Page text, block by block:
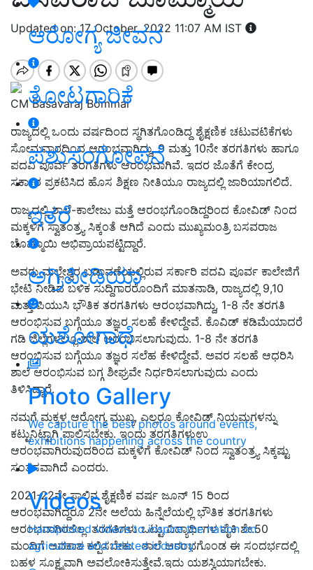
ಆರೋಗ್ಯ ಜೀವನ
ತೋಟಗಾರಿಕೆ
ಪಶುಸಂಗೋಪನೆ
ಇತರೆ
ಅಗ್ರಿಪೀಡಿಯಾ
ಯಶೋಗಾಥೆ
Photo Gallery
We capture the best photos around events,
exhibitions happening across the country
Videos
Handpicked videos to inspire the nation on
agriculture and related industry
Updated on: 17 October, 2022 11:07 AM IST
CM Basavaraj Bommai
ರಾಜ್ಯದಲ್ಲಿ ಒಂದು ವರ್ಷದಿಂದ ಸ್ಥಗಿತಗೊಂಡಿದ್ದ ಶೈಕ್ಷಣಿಕ ಚಟುವಟಿಕೆಗಳು
ಸೋಮವಾರದಿಂದ ಆರಂಭವಾಗಿದ್ದು, 9 ಮತ್ತು 10ನೇ ತರಗತಿಗಳು ಹಾಗೂ
ಪದವಿ ಪೂರ್ವ ತರಗತಿಗಳು ಆರಂಭವಾಗಿವೆ. ಇದರ ಜೊತೆಗೆ ಕೇಂದ್ರ
ಸರ್ಕಾರ ಪ್ರಕಟಿಸಿದ ಹೊಸ ಶಿಕ್ಷಣ ನೀತಿಯೂ ರಾಜ್ಯದಲ್ಲಿ ಜಾರಿಯಾಗಲಿದೆ.
ರಾಜ್ಯದಲ್ಲಿ ಶಾಲೆ-ಕಾಲೇಜು ಮತ್ತೆ ಆರಂಭಗೊಂಡಿದ್ದರಿಂದ ಕೋವಿಡ್ ನಿಂದ
ಮಕ್ಕಳಿಗೆ ಸ್ವಾತಂತ್ರ್ಯ ಸಿಕ್ಕಂತೆ ಆಗಿದೆ ಎಂದು ಮುಖ್ಯಮಂತ್ರಿ ಬಸವರಾಜ
ಬೊಮ್ಮಾಯಿ ಅಭಿಪ್ರಾಯಪಟ್ಟಿದ್ದಾರೆ.
ಅವರು ಮಲ್ಲೇಶ್ವರ ಬಡಾವಣೆಯಲ್ಲಿರುವ ಸರ್ಕಾರಿ ಪದವಿ ಪೂರ್ವ ಕಾಲೇಜಿಗೆ
ಭೇಟಿ ನೀಡಿದ ಬಳಿಕ ಸುದ್ದಿಗಾರರೊಂದಿಗೆ ಮಾತನಾಡಿ, ರಾಜ್ಯದಲ್ಲಿ 9,10
ಮತ್ತು ಪಿಯುಸಿ ಭೌತಿಕ ತರಗತಿಗಳು ಆರಂಭವಾಗಿದ್ದು, 1-8 ನೇ ತರಗತಿ
ಆರಂಭಿಸುವ ಬಗ್ಗೆಯೂ ತಜ್ಞರ ಸಲಹೆ ಕೇಳಿದ್ದೇವೆ. ಕೊವಿಡ್ ಕಡಿಮೆಯಾದರೆ
ಗಡಿ ಜಿಲ್ಲೆಗಳಲ್ಲೂ ಶಾಲೆ ಆರಂಭಿಸಲಾಗುವುದು. 1-8 ನೇ ತರಗತಿ
ಆರಂಭಿಸುವ ಬಗ್ಗೆಯೂ ತಜ್ಞರ ಸಲೆಹ ಕೇಳಿದ್ದೇವೆ. ಅವರ ಸಲಹೆ ಆಧರಿಸಿ
ಶಾಲೆ ಆರಂಭಿಸುವ ಬಗ್ಗ ಶೀಘ್ರವೇ ನಿರ್ಧರಿಸಲಾಗುವುದು ಎಂದು
ತಿಳಿಸಿದ್ದಾರೆ.
ನಮಗೆ ಮಕ್ಕಳ ಆರೋಗ್ಯ ಮುಖ್ಯ, ಎಲ್ಲರೂ ಕೋವಿಡ್ ನಿಯಮಗಳನ್ನು
ಕಟ್ಟುನಿಟ್ಟಾಗಿ ಪಾಲಿಸಬೇಕು. ಇಂದು ತರಗತಿಗಳುಉ
ಆರಂಭವಾಗಿರುವುದರಿಂದ ಮಕ್ಕಳಿಗೆ ಕೋವಿಡ್ ನಿಂದ ಸ್ವಾತಂತ್ರ್ಯ ಸಿಕ್ಕಷ್ಟು
ಸಂತಸವಾಗಿದೆ ಎಂದರು.
2021-22ನೇ ಸಾಲಿನ ಶೈಕ್ಷಣಿಕ ವರ್ಷ ಜೂನ್ 15 ರಿಂದ
ಆರಂಭವಾಗಿದ್ದರೂ 2ನೇ ಅಲೆಯ ಹಿನ್ನೆಲೆಯಲ್ಲಿ ಭೌತಿಕ ತರಗತಿಗಳು
ಆರಂಭವಾಗಿರಲಿಲ್ಲ. ತರಗತಿಗಳು ಒಟ್ಟು ವಿದ್ಯಾರ್ಥಿಗಳ ಪೈಕಿ ಶೇ.50
ಮಂದಿಗೆ ಅವಕಾಶ ಕಲ್ಪಿಸಬೇಕು. ಶಾಲೆ ಆರಂಭಗೊಂಡ ಈ ಸಂದರ್ಭದಲ್ಲಿ
ಬಹಳ ಸೂಕ್ಷ್ಮವಾಗಿ ಅವಲೋಕಿಸುತ್ತೇವೆ.ಇದು ಯಶಸ್ವಿಯಾಗಬೇಕು.